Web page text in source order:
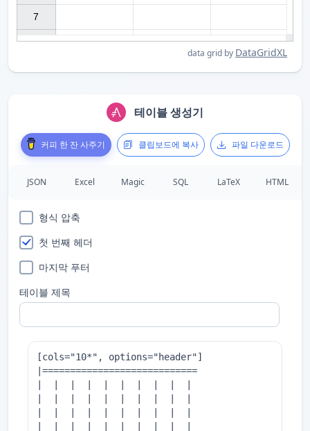
data grid by DataGridXL
7
테이블 생성기
커피 한 잔 사주기 클립보드에 복사 파일 다운로드
JSON Excel Magic SQL LaTeX HTML
형식 압축
첫 번째 헤더
마지막 푸터
테이블 제목